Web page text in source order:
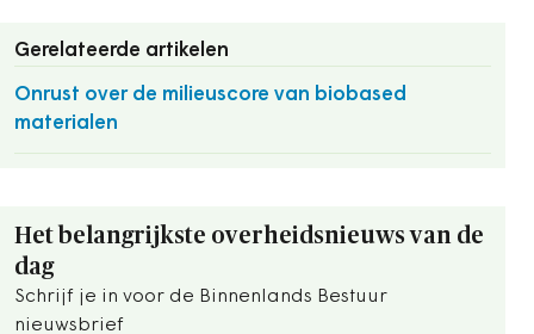
Gerelateerde artikelen
Onrust over de milieuscore van biobased
materialen
Het belangrijkste overheidsnieuws van de
dag
Schrijf je in voor de Binnenlands Bestuur
nieuwsbrief